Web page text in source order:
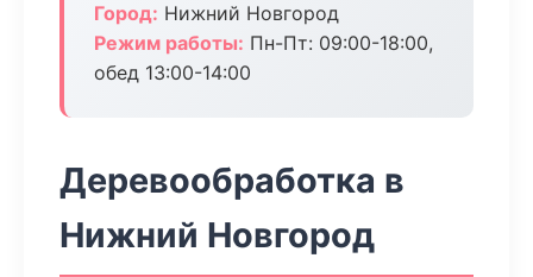
Город: Нижний Новгород
Режим работы: Пн-Пт: 09:00-18:00,
обед 13:00-14:00
Деревообработка в
Нижний Новгород